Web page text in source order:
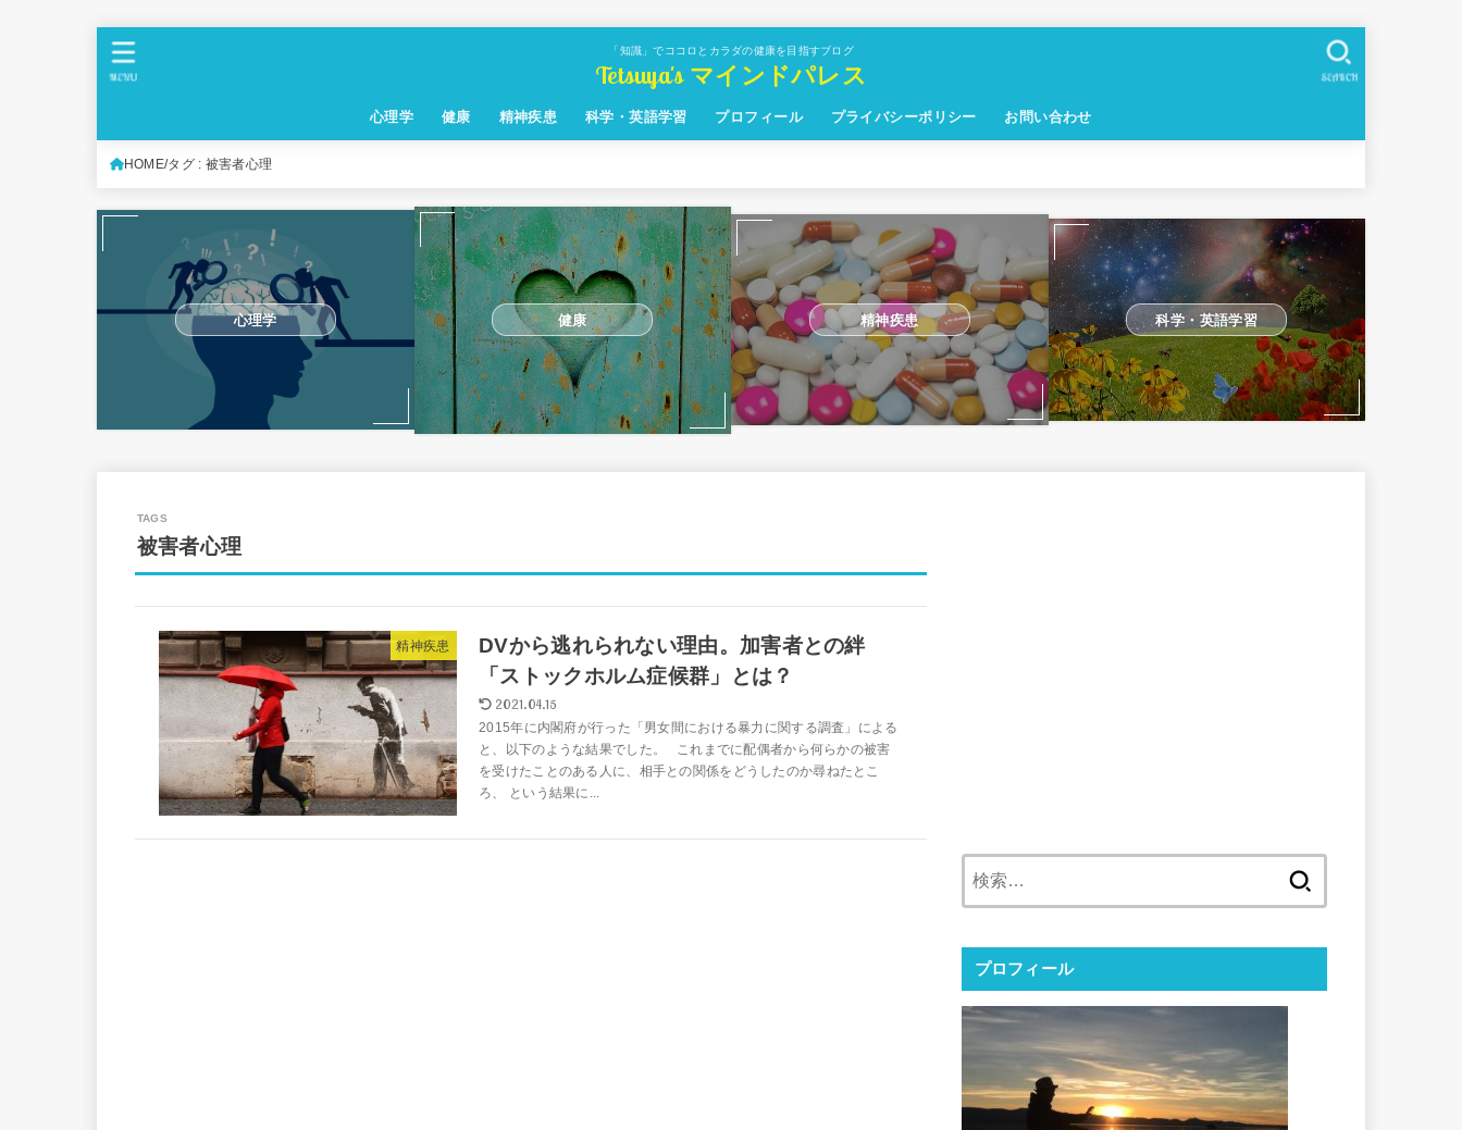
「知識」でココロとカラダの健康を目指すブログ
Tetsuya's マインドパレス
心理学 健康 精神疾患 科学・英語学習 プロフィール プライバシーポリシー お問い合わせ
SEARCH
MENU
HOME タグ : 被害者心理
心理学 健康 精神疾患 科学・英語学習
被害者心理
精神疾患
DVから逃れられない理由。加害者との絆
「ストックホルム症候群」とは？
2021.04.15
2015年に内閣府が行った「男女間における暴力に関する調査」による
と、以下のような結果でした。 これまでに配偶者から何らかの被害
を受けたことのある人に、相手との関係をどうしたのか尋ねたとこ
ろ、 という結果に...
プロフィール